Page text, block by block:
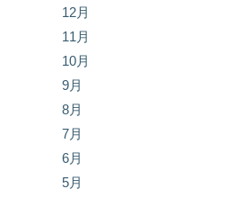
12月
11月
10月
9月
8月
7月
6月
5月